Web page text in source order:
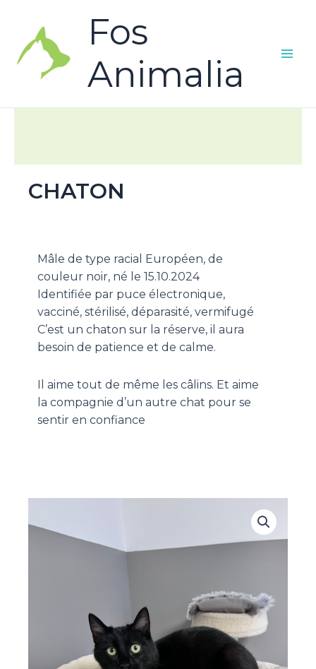
Fos
Animalia
CHATON
Mâle de type racial Européen, de
couleur noir, né le 15.10.2024
Identifiée par puce électronique,
vacciné, stérilisé, déparasité, vermifugé
C’est un chaton sur la réserve, il aura
besoin de patience et de calme.
Il aime tout de même les câlins. Et aime
la compagnie d’un autre chat pour se
sentir en confiance